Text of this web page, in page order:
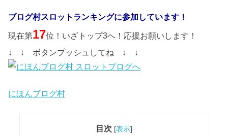
ブログ村スロットランキングに参加しています！
現在第17位！いざトップ3へ！応援お願いします！
↓ ↓ ボタンプッシュしてね ↓ ↓
にほんブログ村
目次 [表示]